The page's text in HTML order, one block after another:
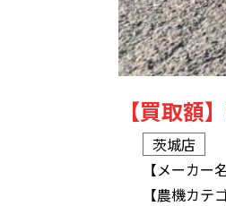
【買取額】
茨城店
【メーカー名
【農機カテ